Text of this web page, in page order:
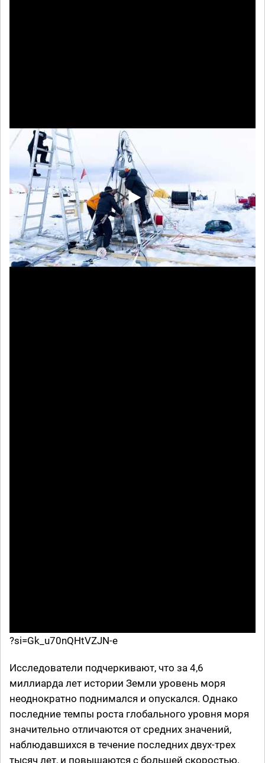
?si=Gk_u70nQHtVZJN-e
Исследователи подчеркивают, что за 4,6
миллиарда лет истории Земли уровень моря
неоднократно поднимался и опускался. Однако
последние темпы роста глобального уровня моря
значительно отличаются от средних значений,
наблюдавшихся в течение последних двух-трех
тысяч лет, и повышаются с большей скоростью.